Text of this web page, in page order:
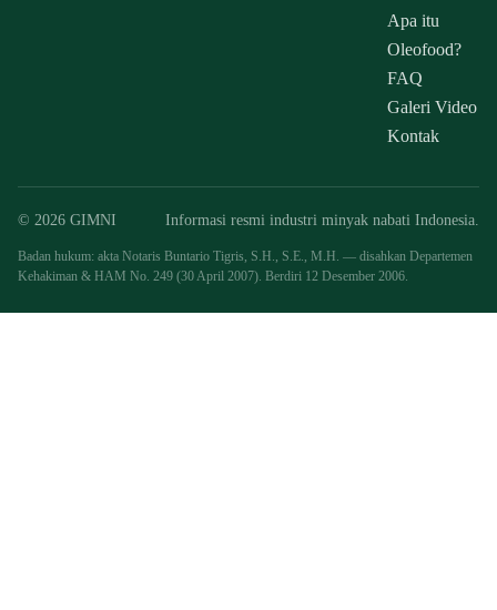
Apa itu
Oleofood?
FAQ
Galeri Video
Kontak
© 2026 GIMNI Informasi resmi industri minyak nabati Indonesia.
Badan hukum: akta Notaris Buntario Tigris, S.H., S.E., M.H. — disahkan Departemen
Kehakiman & HAM No. 249 (30 April 2007). Berdiri 12 Desember 2006.